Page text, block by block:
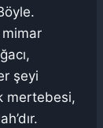
şeyi
mertebesi,